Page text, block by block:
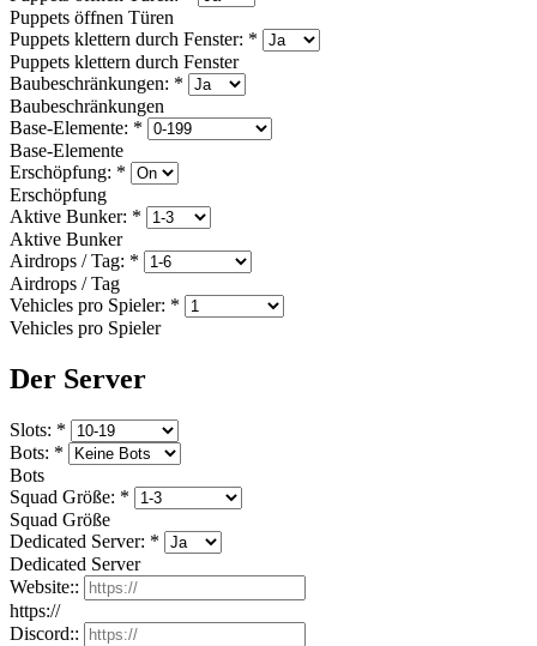
Puppets öffnen Türen
Puppets klettern durch Fenster: *
Puppets klettern durch Fenster
Baubeschränkungen: *
Baubeschränkungen
Base-Elemente: *
Base-Elemente
Erschöpfung: *
Erschöpfung
Aktive Bunker: *
Aktive Bunker
Airdrops / Tag: *
Airdrops / Tag
Vehicles pro Spieler: *
Vehicles pro Spieler
Der Server
Slots: *
Bots: *
Bots
Squad Größe: *
Squad Größe
Dedicated Server: *
Dedicated Server
Website::
https://
Discord::